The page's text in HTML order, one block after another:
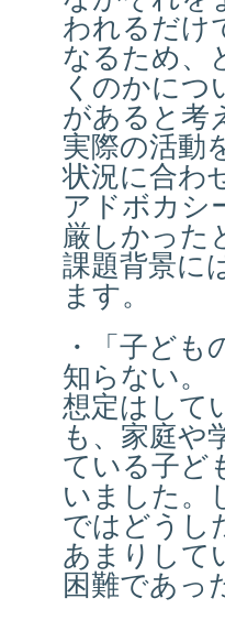
われるだけ
なるため、
くのかにつ
があると考
実際の活動
状況に合わ
アドボカシ
厳しかった
課題背景に
ます。
・「子ど
知らない。
想定はして
も、家庭や
ている子ど
いました。
ではどうし
あまりして
困難であっ